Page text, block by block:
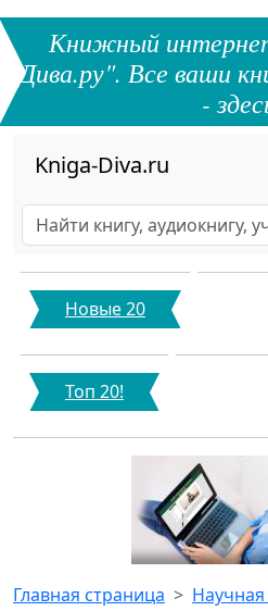
Книжный
Дива.ру". Все ваши
-
Kniga-Diva.ru
Новые 20
Топ 20!
Главная страница
Научная